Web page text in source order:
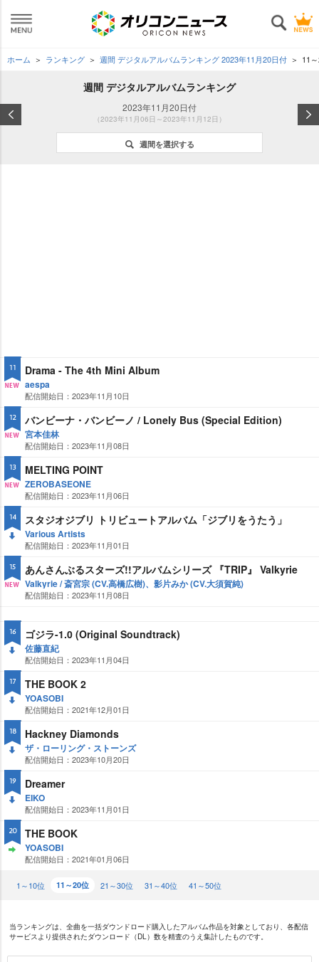
ホーム ランキング 週間 デジタルアルバムランキング 2023年11月20日付 11
週間 デジタルアルバムランキング
2023年11月20日付
（2023年11月06日～2023年11月12日）
週間を選択する
11
W
Drama - The 4th Mini Album
aespa
配信開始日：2023年11月10日
12
W
バンビーナ・バンビーノ / Lonely Bus (Special Edition)
宮本佳林
配信開始日：2023年11月08日
13
W
MELTING POINT
ZEROBASEONE
配信開始日：2023年11月06日
14
WN
スタジオジブリ トリビュートアルバム「ジブリをうたう」
Various Artists
配信開始日：2023年11月01日
15 あんさんぶるスターズ!!アルバムシリーズ 『TRIP』 Valkyrie
Valkyrie / 斎宮宗 (CV.高橋広樹)、影片みか (CV.大須賀純)
配信開始日：2023年11月08日
16
WN
ゴジラ-1.0 (Original Soundtrack)
佐藤直紀
配信開始日：2023年11月04日
17
WN
THE BOOK 2
YOASOBI
配信開始日：2021年12月01日
18
WN
Hackney Diamonds
ザ・ローリング・ストーンズ
配信開始日：2023年10月20日
19
WN
Dreamer
EIKO
配信開始日：2023年11月01日
20 THE BOOK
YOASOBI
配信開始日：2021年01月06日
1～10位 11～20位 21～30位 31～40位 41～50位
当ランキングは、全曲を一括ダウンドロード購入したアルバム作品を対象としており、各配信
サービスより提供されたダウンロード（DL）数を精査のうえ集計したものです。